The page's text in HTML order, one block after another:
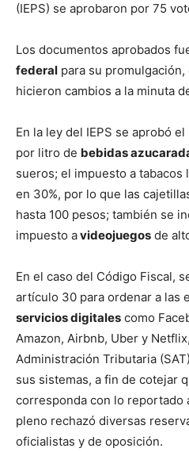
(IEPS) se aprobaron por 75
Los documentos aprobados
federal para su
hicieron cambios a la minuta
En la ley del IEPS se aprobó
por litro de bebidas
sueros; el impuesto a
en 30%, por lo que las
hasta 100 pesos; también se
impuesto avideojuegos de
En el caso del Código Fiscal,
artículo 30 para ordenar a las
servicios digitales como
Amazon, Airbnb, Uber y
Administración Tributaria
sus sistemas, a fin de cotejar
corresponda con lo reportado
pleno rechazó diversas
oficialistas y de oposición.